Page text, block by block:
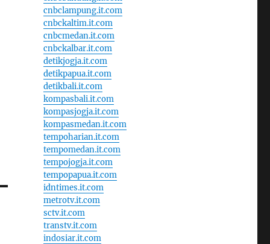
cnbclampung.it.com
cnbckaltim.it.com
cnbcmedan.it.com
cnbckalbar.it.com
detikjogja.it.com
detikpapua.it.com
detikbali.it.com
kompasbali.it.com
kompasjogja.it.com
kompasmedan.it.com
tempoharian.it.com
tempomedan.it.com
tempojogja.it.com
tempopapua.it.com
idntimes.it.com
metrotv.it.com
sctv.it.com
transtv.it.com
indosiar.it.com